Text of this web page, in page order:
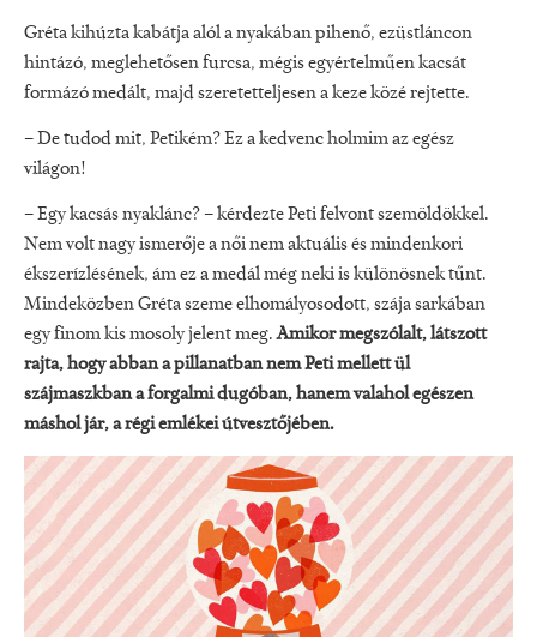
Gréta kihúzta kabátja alól a nyakában pihenő, ezüstláncon
hintázó, meglehetősen furcsa, mégis egyértelműen kacsát
formázó medált, majd szeretetteljesen a keze közé rejtette.
– De tudod mit, Petikém? Ez a kedvenc holmim az egész
világon!
– Egy kacsás nyaklánc? – kérdezte Peti felvont szemöldökkel.
Nem volt nagy ismerője a női nem aktuális és mindenkori
ékszerízlésének, ám ez a medál még neki is különösnek tűnt.
Mindeközben Gréta szeme elhomályosodott, szája sarkában
egy finom kis mosoly jelent meg.Amikor megszólalt, látszott
rajta, hogy abban a pillanatban nem Peti mellett ül
szájmaszkban a forgalmi dugóban, hanem valahol egészen
máshol jár, a régi emlékei útvesztőjében.